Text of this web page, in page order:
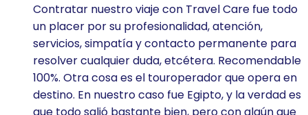
Contratar nuestro viaje con Travel Care fue todo
un placer por su profesionalidad, atención,
servicios, simpatía y contacto permanente para
resolver cualquier duda, etcétera. Recomendable
100%. Otra cosa es el touroperador que opera en
destino. En nuestro caso fue Egipto, y la verdad es
que todo salió bastante bien, pero con algún que